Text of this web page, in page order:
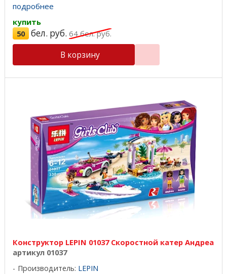
подробнее
купить
50 бел. руб. 64бел. руб.
В корзину
Конструктор LEPIN 01037 Скоростной катер Андреа
артикул 01037
Производитель: LEPIN